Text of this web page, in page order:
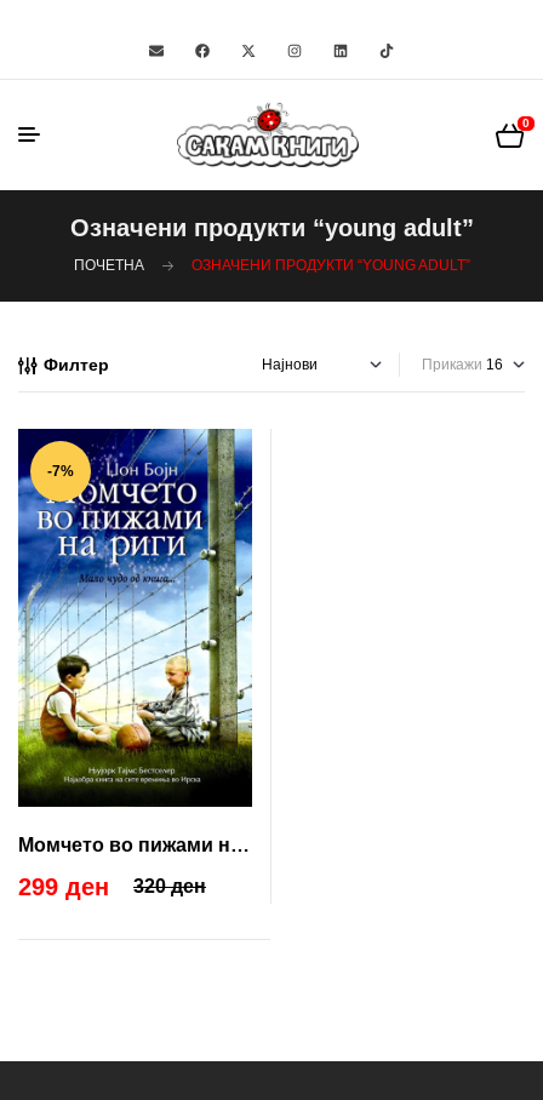
0
Означени продукти “young adult”
ПОЧЕТНА ОЗНАЧЕНИ ПРОДУКТИ “YOUNG ADULT”
Филтер Прикажи
-7%
Момчето во пижами на
риги
320 ден
299 ден